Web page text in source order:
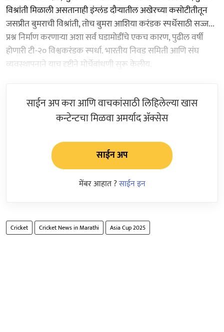
विश्रांती मिळाली असतानाही इंग्लंड दौऱ्यातील अखेरच्या कसोटीतीतून
जसप्रीत बुमराची विश्रांती, तोच बुमरा आशिया करंडक स्पर्धेसाठी सज्ज...
प्रश्न निर्माण करणाऱ्या अशा सर्व घडामोडींचे एकच कारण, पुढील वर्षी
होणारी टी-२० विश्वकरंडक स्पर्धा. भारतीय निवड समिती आणि संघ
व्यवस्थापनाने याच दृष्टीने मोर्चेबांधणी सुरू केलीय.
साईन अप करा आणि वाचकांसाठी लिहिलेल्या खास
कन्टेन्टचा मिळवा अमर्याद ॲक्सेस
साईन अप
मेंबर आहात ?साईन इन
Cricket Cricket News in Marathi Asia Cup 2025